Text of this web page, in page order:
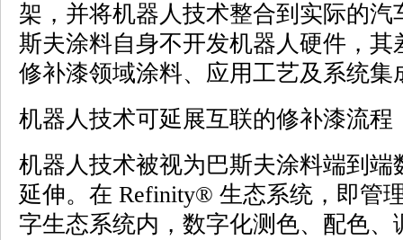
架，并将机器人技术整合到实际的
斯夫涂料自身不开发机器人硬件，
修补漆领域涂料、应用工艺及系统集
机器人技术可延展互联的修补漆流程
机器人技术被视为巴斯夫涂料端到
延伸。在 Refinity® 生态系统，即管
字生态系统内，数字化测色、配色